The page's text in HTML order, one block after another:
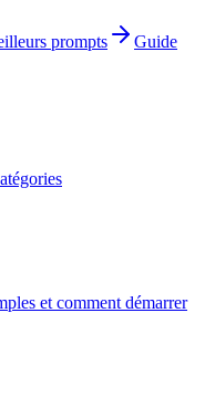
prompts
Guide
et comment démarrer